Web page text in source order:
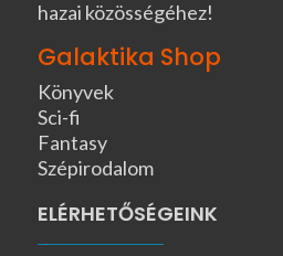
hazai közösségéhez!
Galaktika Shop
Könyvek
Sci-fi
Fantasy
Szépirodalom
ELÉRHETŐSÉGEINK